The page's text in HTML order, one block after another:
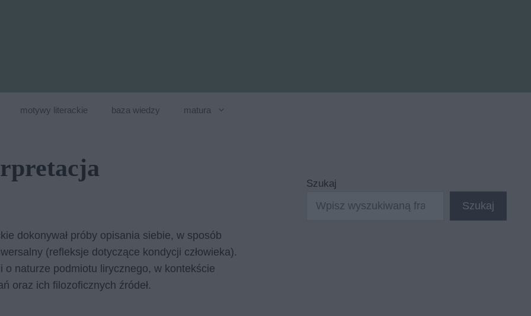
motywy literackie baza wiedzy matura
dokonywał próby opisania siebie, w sposób
(refleksje dotyczące kondycji człowieka).
naturze podmiotu lirycznego, w kontekście
oraz ich filozoficznych źródeł.
Szukaj
Szukaj